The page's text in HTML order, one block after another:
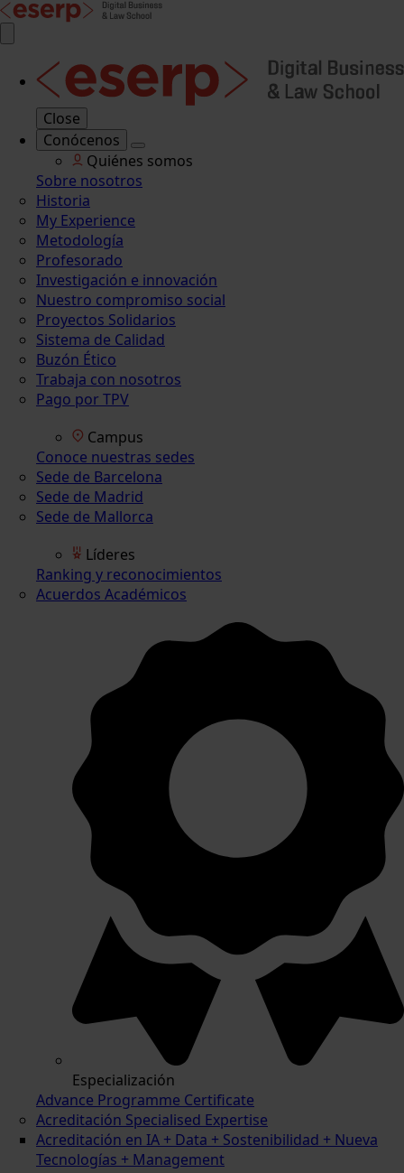
Close
Conócenos
Quiénes somos
Sobre nosotros
Historia
My Experience
Metodología
Profesorado
Investigación e innovación
Nuestro compromiso social
Proyectos Solidarios
Sistema de Calidad
Buzón Ético
Trabaja con nosotros
Pago por TPV
Campus
Conoce nuestras sedes
Sede de Barcelona
Sede de Madrid
Sede de Mallorca
Líderes
Ranking y reconocimientos
Acuerdos Académicos
Especialización
Advance Programme Certificate
Acreditación Specialised Expertise
Acreditación en IA + Data + Sostenibilidad + Nueva
Tecnologías + Management